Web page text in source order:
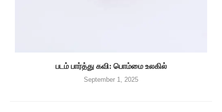
படம் பார்த்து கவி: பொம்மை உலகில்
September 1, 2025